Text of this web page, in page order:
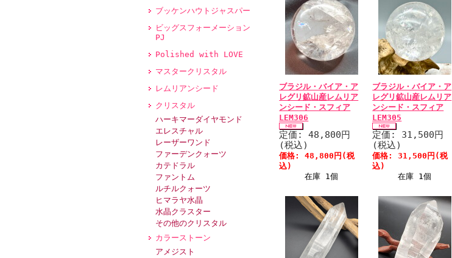
ブッケンハウトジャスパー
ビッグスフォーメーション
PJ
Polished with LOVE
マスタークリスタル
レムリアンシード
クリスタル
ハーキマーダイヤモンド
エレスチャル
レーザーワンド
ファーデンクォーツ
カテドラル
ファントム
ルチルクォーツ
ヒマラヤ水晶
水晶クラスター
その他のクリスタル
カラーストーン
アメジスト
ブラジル・バイア・ア
レグリ鉱山産レムリア
ンシード・スフィア
LEM306
定価: 48,800円
(税込)
価格: 48,800円(税
込)
在庫 1個
ブラジル・バイア・ア
レグリ鉱山産レムリア
ンシード・スフィア
LEM305
定価: 31,500円
(税込)
価格: 31,500円(税
込)
在庫 1個